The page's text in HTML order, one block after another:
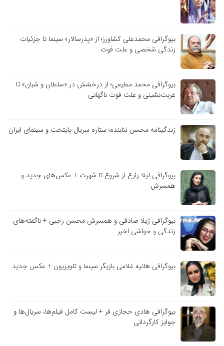
بیوگرافی محمدعلی کشاورز؛ از «پدرسالار» سینما تا جزئیات
زندگی شخصی و علت فوت
بیوگرافی محمد مطیعی؛ از درخشش در «سلطان و شبان» تا
غربت‌نشینی و علت فوت ناگهانی
زندگینامه محسن تنابنده؛ ستاره سریال پایتخت و سینمای ایران
بیوگرافی لیلا زارع از شروع تا شهرت + عکس‌های جدید و
همسرش
بیوگرافی ژیلا صادقی و همسرش محسن رجبی + ناگفته‌های
زندگی و حواشی اخیر
بیوگرافی هانیه غلامی بازیگر سینما و تلویزیون + عکس جدید
بیوگرافی هادی حجازی فر + لیست کامل فیلم‌ها، سریال‌ها و
جوایز کارگردانی